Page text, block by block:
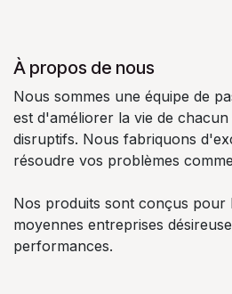
À propos de nous
Nous sommes une équipe de
est d'améliorer la vie de
disruptifs. Nous fabriquons
résoudre vos problèmes
Nos produits sont conçus pour
moyennes entreprises
performances.